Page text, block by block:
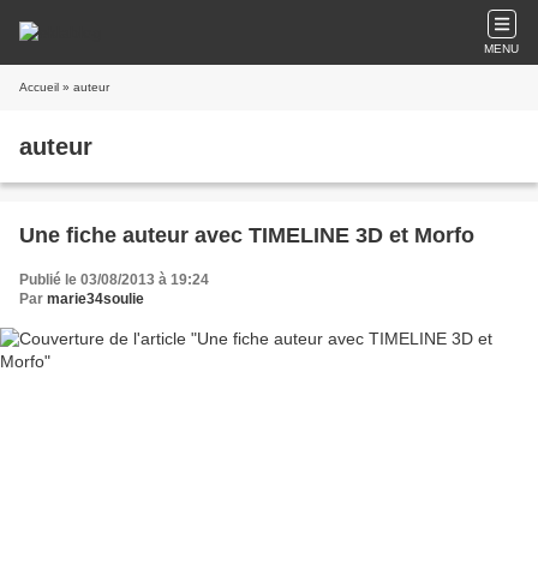
MENU
Accueil » auteur
auteur
Une fiche auteur avec TIMELINE 3D et Morfo
Publié le 03/08/2013 à 19:24
Par marie34soulie